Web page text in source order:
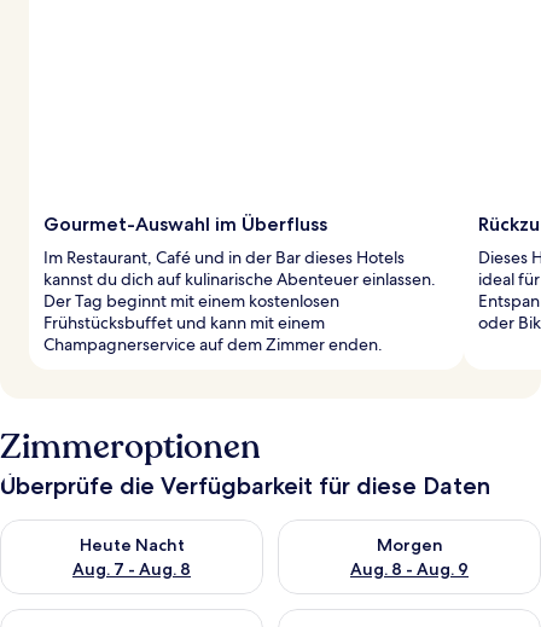
Gourmet-Auswahl im Überfluss
Im Restaurant, Café und in der Bar dieses Hotels
kannst du dich auf kulinarische Abenteuer einlassen.
Der Tag beginnt mit einem kostenlosen
Frühstücksbuffet und kann mit einem
Champagnerservice auf dem Zimmer enden.
Dieses
ideal
oder
Zimmeroptionen
Überprüfe die Verfügbarkeit für diese Daten
Heute Nacht
Aug. 7 - Aug. 8
Überprüfe die Verfügbarkeit für heute Nacht, Aug. 7 - Aug. 8.
Morgen
Aug. 8 - Aug. 9
Überprüfe die Verfügbarkeit
Überprüfe die Verfügbarkeit für dieses Wochenende, Aug. 7
Überprüfe die Verfügbarkeit